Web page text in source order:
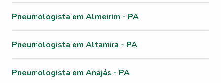
Pneumologista em Almeirim - PA
Pneumologista em Altamira - PA
Pneumologista em Anajás - PA